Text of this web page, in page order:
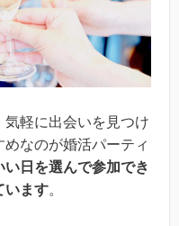
軽に出会いを見つけ
なのが婚活パーティ
日を選んで参加でき
います。